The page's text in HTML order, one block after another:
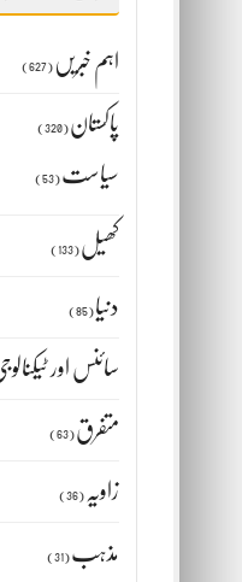
اہم خبریں (627)
پاکستان (320)
سیاست (53)
کھیل (133)
دنیا (85)
سائنس اور
متفرق (63)
زاویہ (36)
مذہب (31)